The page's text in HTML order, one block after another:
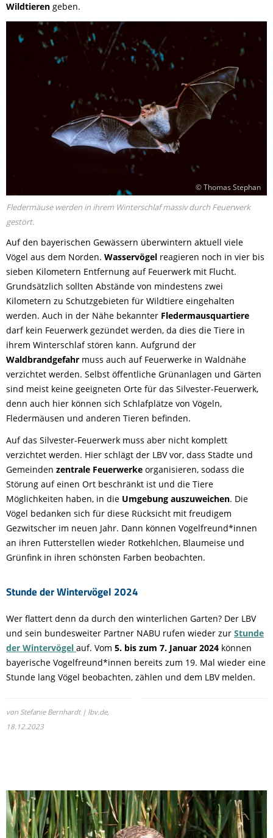
Wildtieren geben.
© Thomas Stephan
Fledermäuse werden in ihrem Winterschlaf massiv durch Feuerwerk
gestört.
Auf den bayerischen Gewässern überwintern aktuell viele
Vögel aus dem Norden. Wasservögel reagieren noch in vier bis
sieben Kilometern Entfernung auf Feuerwerk mit Flucht.
Grundsätzlich sollten Abstände von mindestens zwei
Kilometern zu Schutzgebieten für Wildtiere eingehalten
werden. Auch in der Nähe bekannter Fledermausquartiere
darf kein Feuerwerk gezündet werden, da dies die Tiere in
ihrem Winterschlaf stören kann. Aufgrund der
Waldbrandgefahr muss auch auf Feuerwerke in Waldnähe
verzichtet werden. Selbst öffentliche Grünanlagen und Gärten
sind meist keine geeigneten Orte für das Silvester-Feuerwerk,
denn auch hier können sich Schlafplätze von Vögeln,
Fledermäusen und anderen Tieren befinden.
Auf das Silvester-Feuerwerk muss aber nicht komplett
verzichtet werden. Hier schlägt der LBV vor, dass Städte und
Gemeinden zentrale Feuerwerke organisieren, sodass die
Störung auf einen Ort beschränkt ist und die Tiere
Möglichkeiten haben, in die Umgebung auszuweichen. Die
Vögel bedanken sich für diese Rücksicht mit freudigem
Gezwitscher im neuen Jahr. Dann können Vogelfreund*innen
an ihren Futterstellen wieder Rotkehlchen, Blaumeise und
Grünfink in ihren schönsten Farben beobachten.
Stunde der Wintervögel 2024
Wer flattert denn da durch den winterlichen Garten? Der LBV
und sein bundesweiter Partner NABU rufen wieder zur Stunde
der Wintervögel auf. Vom 5. bis zum 7. Januar 2024 können
bayerische Vogelfreund*innen bereits zum 19. Mal wieder eine
Stunde lang Vögel beobachten, zählen und dem LBV melden.
von Stefanie Bernhardt | lbv.de,
18.12.2023